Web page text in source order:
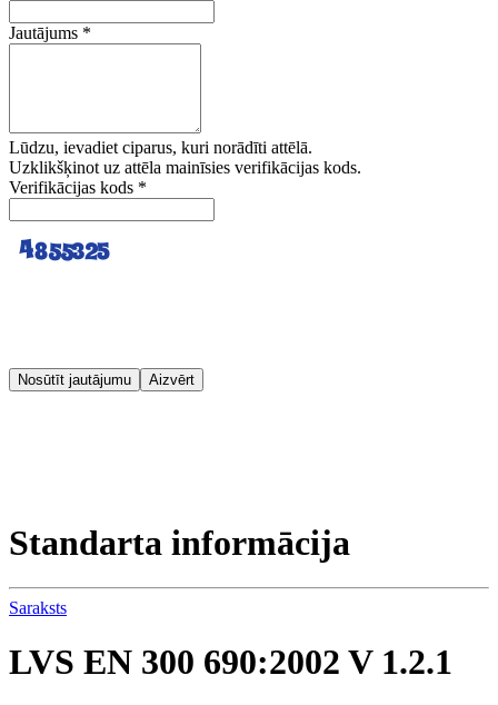
Jautājums *
Lūdzu, ievadiet ciparus, kuri norādīti attēlā.
Uzklikšķinot uz attēla mainīsies verifikācijas kods.
Verifikācijas kods *
Nosūtīt jautājumu Aizvērt
Standarta informācija
Saraksts
LVS EN 300 690:2002 V 1.2.1